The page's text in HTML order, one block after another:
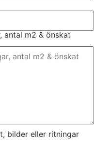
antal m2 & önskat
bilder eller ritningar